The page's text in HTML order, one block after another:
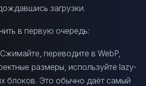
загрузки.
в первую очередь:
Сжимайте, переводите в WebP,
размеры, используйте lazy-
блоков. Это обычно даёт самый